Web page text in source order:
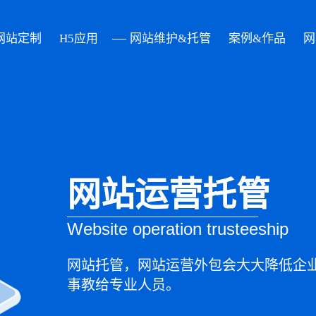
站定制 H5应用 网站维护&托管 案例&作品
网站运营托管
Website operation trusteeship
网站托管，网站运营外包会大大降低
事教给专业人员。